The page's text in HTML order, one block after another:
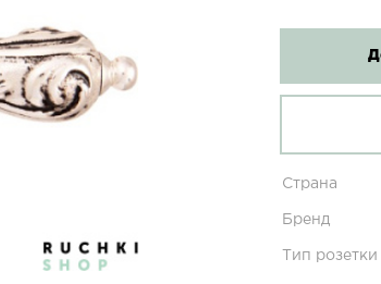
Страна
Бренд
Тип розетки